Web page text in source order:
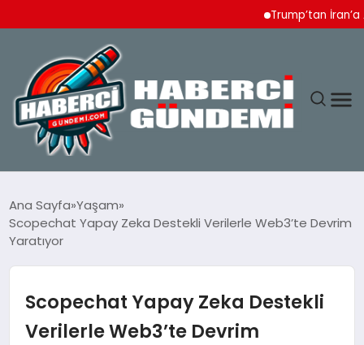
Trump’tan İran’a
YAŞAM
EKONOMI
Ana Sayfa Yaşam
Scopechat Yapay Zeka Destekli Verilerle Web3’te Devrim
Yaratıyor
Scopechat Yapay Zeka Destekli
Verilerle Web3’te Devrim